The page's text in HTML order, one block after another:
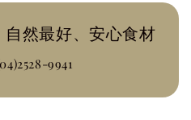
然最好、安心食材
9941